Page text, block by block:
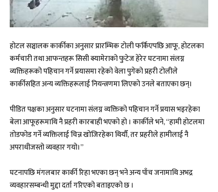
होटल सञ्चालक कार्कीका अनुसार प्रारम्भिक टोली फर्किएपछि आफू, होटलका
कर्मचारी तथा आफन्तहरू सिसी क्यामेराको फुटेज हेरेर घटनामा संलग्न
व्यक्तिहरूको पहिचान गर्ने प्रयासमा रहेको वेला पुगेको प्रहरी टोलीले
कार्कीसहित अन्य व्यक्तिहरूलाई नियन्त्रणमा लिएको उनले बताएका छन्।
पीडित पक्षका अनुसार घटनामा संलग्न व्यक्तिको पहिचान गर्ने प्रयास भइरहेका
बेला आफूहरूमाथि नै प्रहरी कारबाही भएको हो । कार्कीले भने, “हामी होटलमा
तोडफोड गर्ने व्यक्तिलाई चिन्न खोजिरहेका थियौँ, तर प्रहरीले हामीलाई नै
अपराधीजस्तो व्यवहार गयो।”
घटनापछि मंगलबार कार्की रिहा भएका छन् भने अन्य पाँच जनामाथि अभद्र
व्यवहारसम्बन्धी मुद्दा दर्ता गरिएको बताइएको छ ।